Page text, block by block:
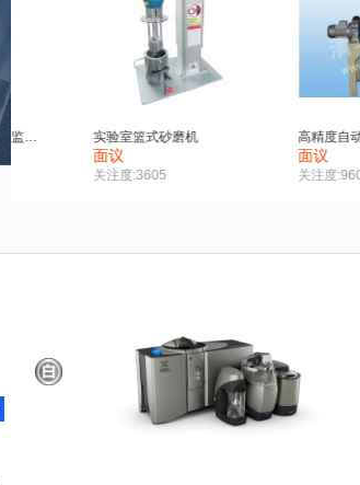
高精度自动给料机
关注度:9607
离心式喷雾干燥塔系
关注度:1879